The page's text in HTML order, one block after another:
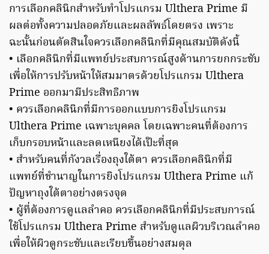
การเลือกคลินิกสำหรับทำโปรแกรม Ulthera Prime มี
ผลต่อทั้งความปลอดภัยและผลลัพธ์โดยตรง เพราะ
ฉะนั้นก่อนตัดสินใจควรเลือกคลินิกที่มีคุณสมบัติดังนี้
• เลือกคลินิกที่มีแพทย์ประสบการณ์สูงด้านการยกกระชับ
เพื่อให้การปรับหน้าให้สมมาตรด้วยโปรแกรม Ulthera
Prime ออกมามีประสิทธิภาพ
• ควรเลือกคลินิกที่มีการออกแบบการยิงโปรแกรม
Ulthera Prime เฉพาะบุคคล โดยเฉพาะคนที่ต้องการ
เก็บกรอบหน้าและลดเหนียงได้เป๊ะที่สุด
• สำหรับคนที่กังวลเรื่องถุงใต้ตา ควรเลือกคลินิกที่มี
แพทย์ที่ชำนาญในการยิงโปรแกรม Ulthera Prime แก้
ปัญหาถุงใต้ตาอย่างตรงจุด
• ผู้ที่ต้องการดูแลลำคอ ควรเลือกคลินิกที่มีประสบการณ์
ใช้โปรแกรม Ulthera Prime สำหรับดูแลผิวบริเวณลำคอ
เพื่อให้ผิวดูกระชับและเรียบขึ้นอย่างสมดุล